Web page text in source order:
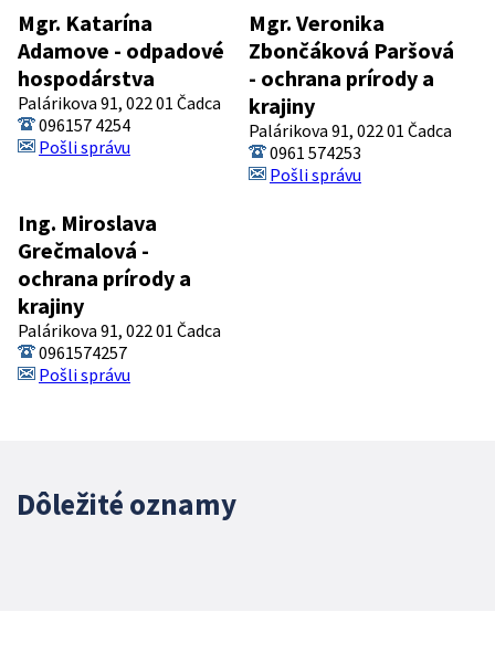
Mgr. Katarína
Adamove - odpadové
hospodárstva
Palárikova 91, 022 01 Čadca
096157 4254
Pošli správu
Mgr. Veronika
Zbončáková Paršová
- ochrana prírody a
krajiny
Palárikova 91, 022 01 Čadca
0961 574253
Pošli správu
Ing. Miroslava
Grečmalová -
ochrana prírody a
krajiny
Palárikova 91, 022 01 Čadca
0961574257
Pošli správu
Dôležité oznamy